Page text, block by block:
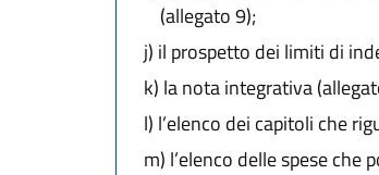
(allegato 9);
j) il prospetto dei limiti di
k) la nota integrativa
l) l’elenco dei capitoli che
m) l’elenco delle spese